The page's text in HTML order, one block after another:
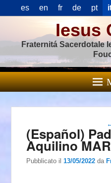
es en fr de pt
Iesus
Fraternitá Sacerdotale
(Español)
Aquilino
Pubblicato il13/05/2022 da